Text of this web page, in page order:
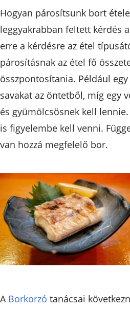
Hogyan párosítsunk bort
leggyakrabban feltett kérdés
erre a kérdésre az étel
párosításnak az étel fő
összpontosítania. Például
savakat az öntetből, míg egy
és gyümölcsösnek kell
is figyelembe kell venni.
van hozzá megfelelő bor.
A Borkorzó tanácsai